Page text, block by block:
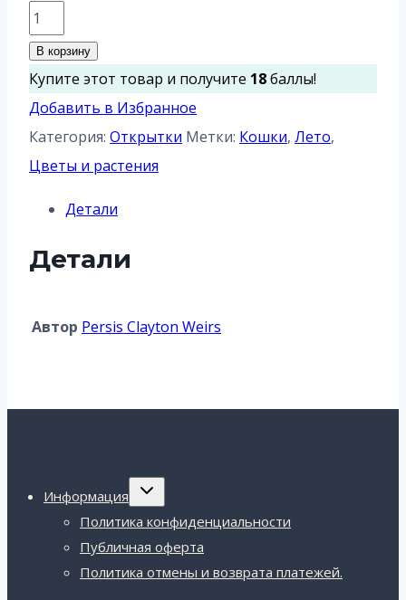
Количество
товара
Jessica
В корзину
Купите этот товар и получите 18баллы!
Добавить в Избранное
Категория: Открытки Метки: Кошки, Лето,
Цветы и растения
Детали
Детали
Автор Persis Clayton Weirs
Информация
Переключить
Политика конфиденциальности
Публичная оферта
Политика отмены и возврата платежей.